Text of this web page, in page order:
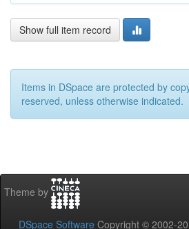
Show full item record
Items in DSpace are protected by
reserved, unless otherwise indicated.
Theme by
DSpace Software Copyright © 2002-